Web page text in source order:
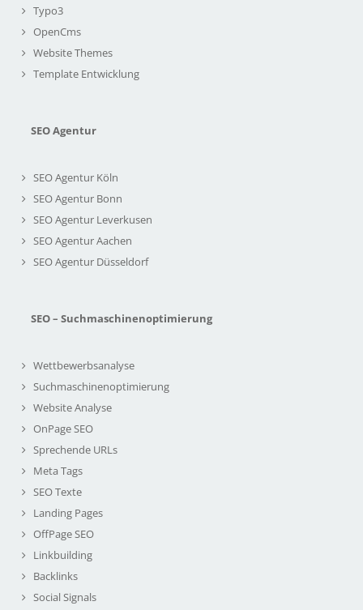
Typo3
OpenCms
Website Themes
Template Entwicklung
SEO Agentur
SEO Agentur Köln
SEO Agentur Bonn
SEO Agentur Leverkusen
SEO Agentur Aachen
SEO Agentur Düsseldorf
SEO – Suchmaschinenoptimierung
Wettbewerbsanalyse
Suchmaschinenoptimierung
Website Analyse
OnPage SEO
Sprechende URLs
Meta Tags
SEO Texte
Landing Pages
OffPage SEO
Linkbuilding
Backlinks
Social Signals